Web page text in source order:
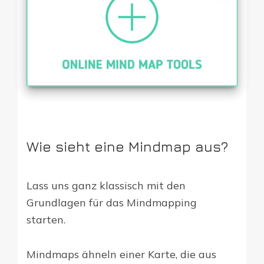
Wie sieht eine Mindmap aus?
Lass uns ganz klassisch mit den
Grundlagen für das Mindmapping
starten.
Mindmaps ähneln einer Karte, die aus